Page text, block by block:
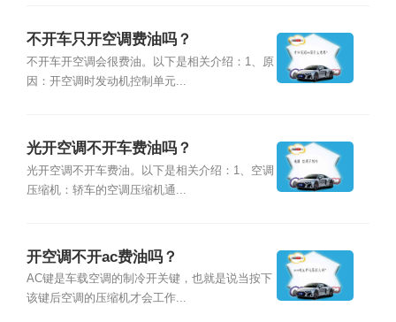
不开车只开空调费油吗？
不开车开空调会很费油。以下是相关介绍：1、原
因：开空调时发动机控制单元...
光开空调不开车费油吗？
光开空调不开车费油。以下是相关介绍：1、空调
压缩机：轿车的空调压缩机通...
开空调不开ac费油吗？
AC键是车载空调的制冷开关键，也就是说当按下
该键后空调的压缩机才会工作...